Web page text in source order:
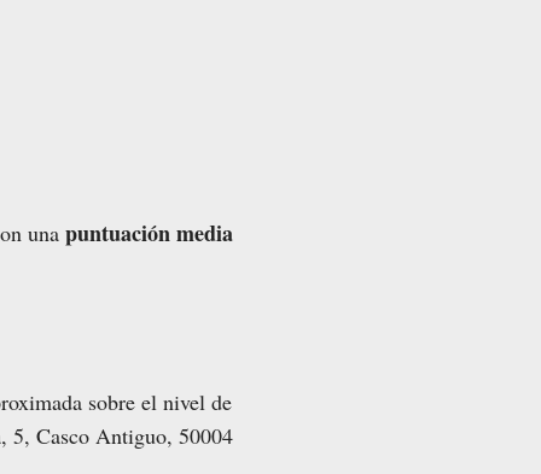
una puntuación media
sobre el nivel de
5, Casco Antiguo, 50004